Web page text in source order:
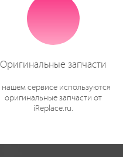
Оригинальные запчасти
нашем сервисе используются
оригинальные запчасти от
iReplace.ru.